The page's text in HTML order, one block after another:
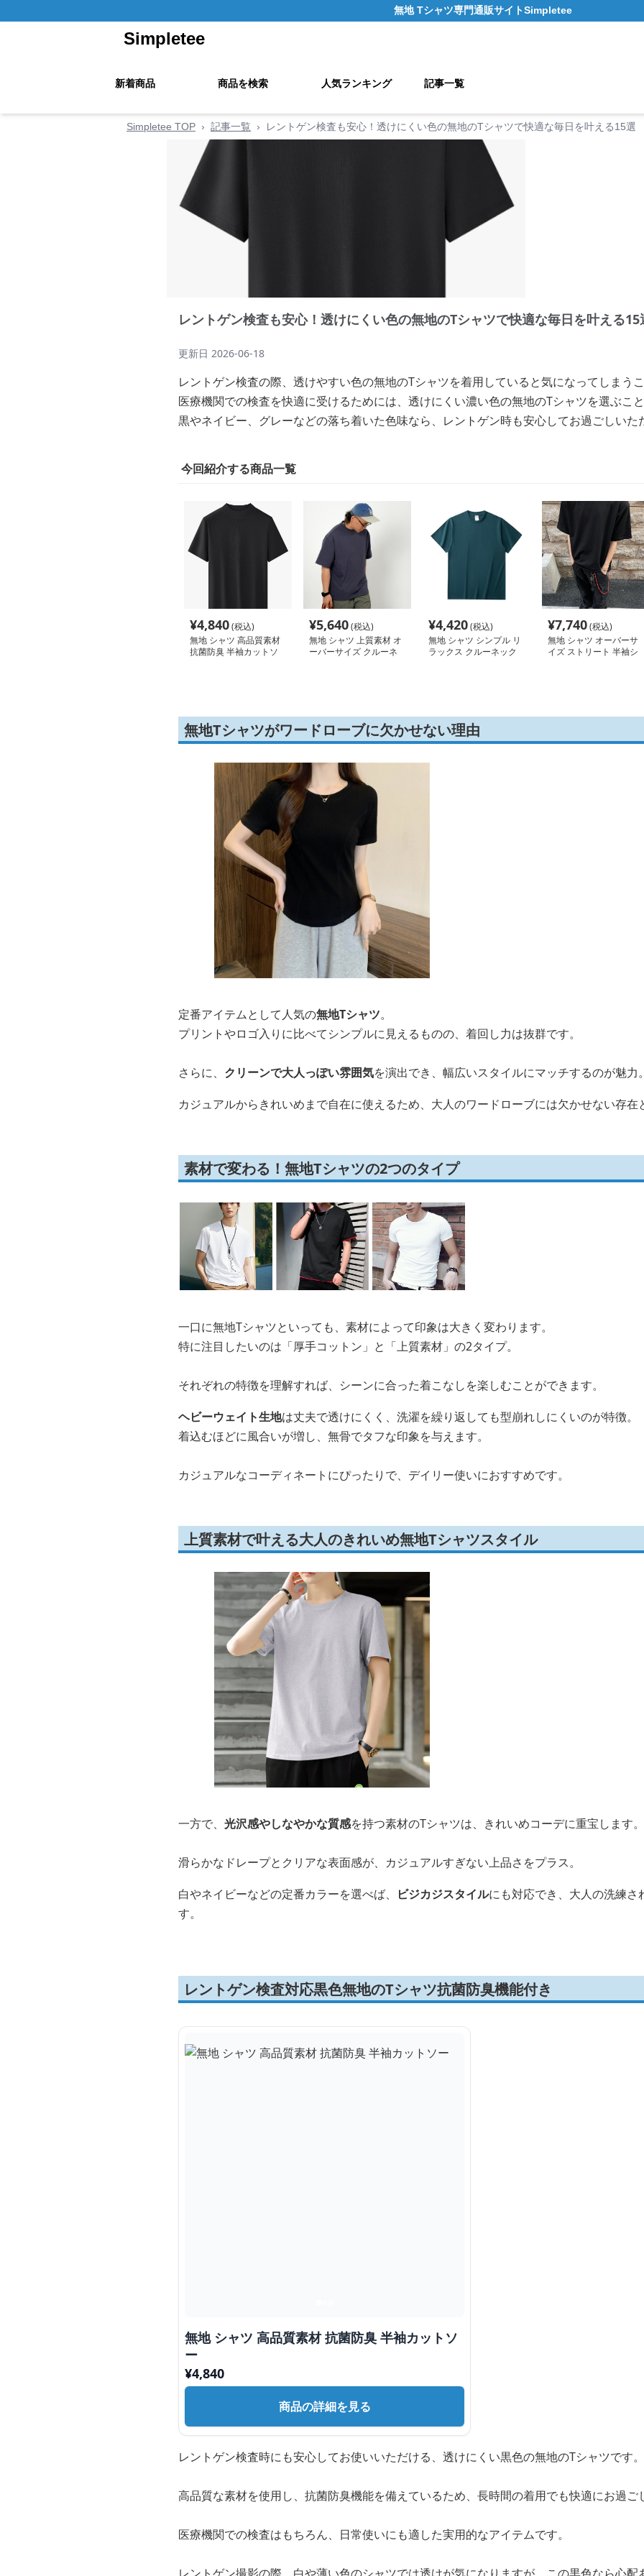
無地 Tシャツ専門通販サイトSimpletee
Simpletee
新着商品 商品を検索 人気ランキング 記事一覧
Simpletee TOP › 記事一覧 › レントゲン検査も安心！透けにくい色の無地のTシャツで快適な毎日を叶える15選
レントゲン検査も安心！透けにくい色の無地のTシャツで快適な毎日を叶える15
更新日 2026-06-18
レントゲン検査の際、透けやすい色の無地のTシャツを着用していると気になってしまうこ
医療機関での検査を快適に受けるためには、透けにくい濃い色の無地のTシャツを選ぶこと
黒やネイビー、グレーなどの落ち着いた色味なら、レントゲン時も安心してお過ごしいた
今回紹介する商品一覧
¥4,840(税込)
無地 シャツ 高品質素材
抗菌防臭 半袖カットソ
¥5,640(税込)
無地 シャツ 上質素材 オ
ーバーサイズ クルーネ
¥4,420(税込)
無地 シャツ シンプル リ
ラックス クルーネック
¥7,740(税込)
無地 シャツ オーバーサ
イズ ストリート 半袖シ
無地Tシャツがワードローブに欠かせない理由
定番アイテムとして人気の無地Tシャツ。
プリントやロゴ入りに比べてシンプルに見えるものの、着回し力は抜群です。
さらに、 クリーンで大人っぽい雰囲気を演出でき、幅広いスタイルにマッチするのが魅力。
カジュアルからきれいめまで自在に使えるため、大人のワードローブには欠かせない存在
素材で変わる！無地Tシャツの2つのタイプ
一口に無地Tシャツといっても、素材によって印象は大きく変わります。
特に注目したいのは「厚手コットン」と「上質素材」の2タイプ。
それぞれの特徴を理解すれば、シーンに合った着こなしを楽しむことができます。
ヘビーウェイト生地は丈夫で透けにくく、洗濯を繰り返しても型崩れしにくいのが特徴。
着込むほどに風合いが増し、無骨でタフな印象を与えます。
カジュアルなコーディネートにぴったりで、デイリー使いにおすすめです。
上質素材で叶える大人のきれいめ無地Tシャツスタイル
一方で、 光沢感やしなやかな質感を持つ素材のTシャツは、きれいめコーデに重宝します。
滑らかなドレープとクリアな表面感が、カジュアルすぎない上品さをプラス。
白やネイビーなどの定番カラーを選べば、
ビジカジスタイルにも対応でき、大人の洗練さ
す。
レントゲン検査対応黒色無地のTシャツ抗菌防臭機能付き
無地 シャツ 高品質素材 抗菌防臭 半袖カットソ
ー
¥4,840
商品の詳細を見る
レントゲン検査時にも安心してお使いいただける、透けにくい黒色の無地のTシャツです。
高品質な素材を使用し、抗菌防臭機能を備えているため、長時間の着用でも快適にお過ご
医療機関での検査はもちろん、日常使いにも適した実用的なアイテムです。